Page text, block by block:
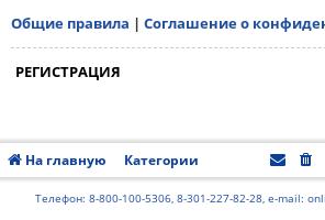
Общие правила | Соглашение о
РЕГИСТРАЦИЯ
На главную Категории
Телефон: 8-800-100-5306, 8-301-227-82-28, e-mail: